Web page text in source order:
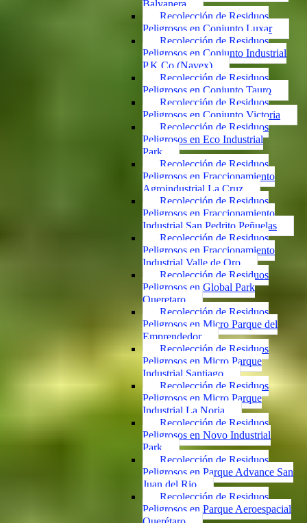
Balvanera
Recolección de Residuos
Peligrosos en Conjunto Luxar
Recolección de Residuos
Peligrosos en Conjunto Industrial
P.K.Co (Navex)
Recolección de Residuos
Peligrosos en Conjunto Tauro
Recolección de Residuos
Peligrosos en Conjunto Victoria
Recolección de Residuos
Peligrosos en Eco Industrial
Park
Recolección de Residuos
Peligrosos en Fraccionamiento
Agroindustrial La Cruz
Recolección de Residuos
Peligrosos en Fraccionamiento
Industrial San Pedrito Peñuelas
Recolección de Residuos
Peligrosos en Fraccionamiento
Industrial Valle de Oro
Recolección de Residuos
Peligrosos en Global Park
Queretaro
Recolección de Residuos
Peligrosos en Micro Parque del
Emprendedor
Recolección de Residuos
Peligrosos en Micro Parque
Industrial Santiago
Recolección de Residuos
Peligrosos en Micro Parque
Industrial La Noria
Recolección de Residuos
Peligrosos en Novo Industrial
Park
Recolección de Residuos
Peligrosos en Parque Advance San
Juan del Rio
Recolección de Residuos
Peligrosos en Parque Aeroespacial